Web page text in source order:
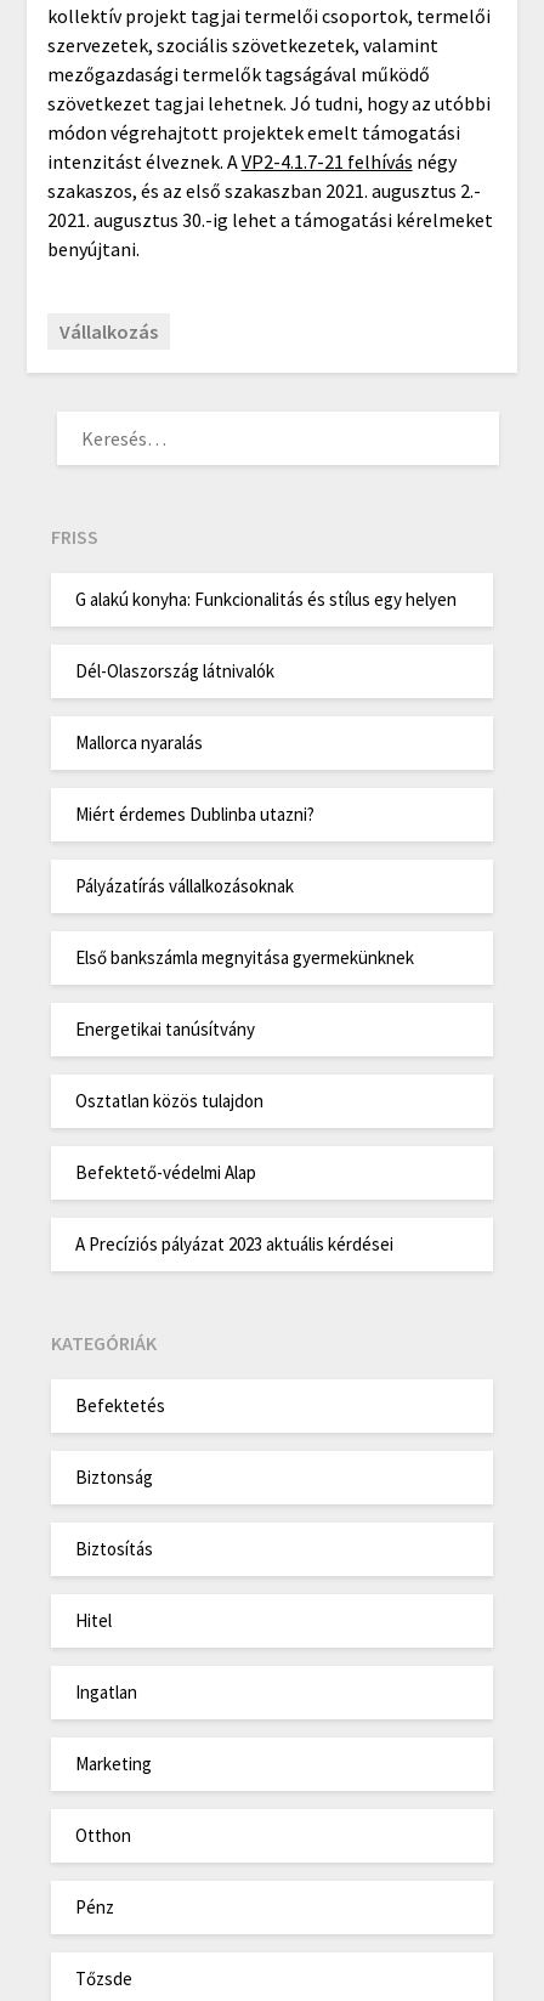
kollektív projekt tagjai termelői csoportok, termelői
szervezetek, szociális szövetkezetek, valamint
mezőgazdasági termelők tagságával működő
szövetkezet tagjai lehetnek. Jó tudni, hogy az utóbbi
módon végrehajtott projektek emelt támogatási
intenzitást élveznek. AVP2-4.1.7-21 felhívás négy
szakaszos, és az első szakaszban 2021. augusztus 2.-
2021. augusztus 30.-ig lehet a támogatási kérelmeket
benyújtani.
Vállalkozás
FRISS
G alakú konyha: Funkcionalitás és stílus egy helyen
Dél-Olaszország látnivalók
Mallorca nyaralás
Miért érdemes Dublinba utazni?
Pályázatírás vállalkozásoknak
Első bankszámla megnyitása gyermekünknek
Energetikai tanúsítvány
Osztatlan közös tulajdon
Befektető-védelmi Alap
A Precíziós pályázat 2023 aktuális kérdései
KATEGÓRIÁK
Befektetés
Biztonság
Biztosítás
Hitel
Ingatlan
Marketing
Otthon
Pénz
Tőzsde